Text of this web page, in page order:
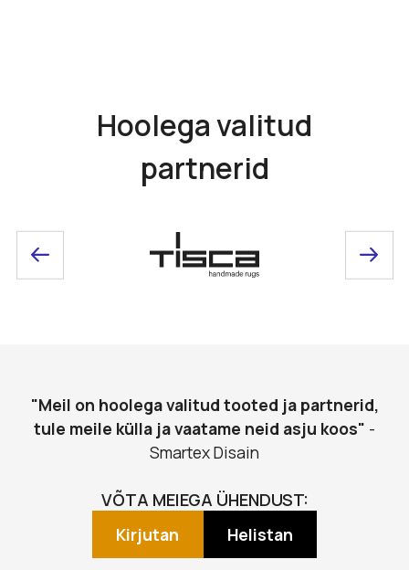
Hoolega valitud
partnerid
"Meil on hoolega valitud tooted ja partnerid,
tule meile külla ja vaatame neid asju koos" -
Smartex Disain
VÕTA MEIEGA ÜHENDUST:
Kirjutan Helistan